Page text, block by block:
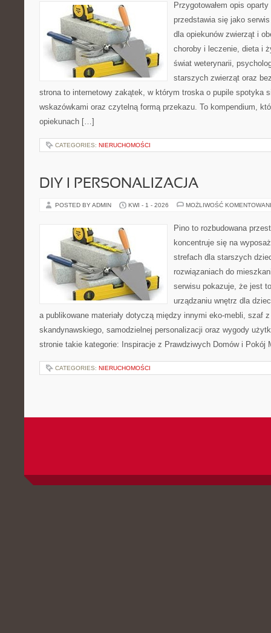
Przygotowałem opis
przedstawia się jako
dla opiekunów zwierząt i
choroby i leczenie, dieta i
świat weterynarii,
starszych zwierząt oraz
strona to internetowy zakątek, w którym troska o pupile spotyka
wskazówkami oraz czytelną formą przekazu. To kompendium,
opiekunach […]
CATEGORIES: NIERUCHOMOŚCI
DIY I PERSONALIZACJA
POSTED BY ADMIN KWI - 1 - 2026 MOŻLIWOŚĆ
Pino to rozbudowana
koncentruje się na
strefach dla starszych
rozwiązaniach do
serwisu pokazuje, że jest
urządzaniu wnętrz dla
a publikowane materiały dotyczą między innymi eko-mebli, szaf
skandynawskiego, samodzielnej personalizacji oraz wygody
stronie takie kategorie: Inspiracje z Prawdziwych Domów i
CATEGORIES: NIERUCHOMOŚCI